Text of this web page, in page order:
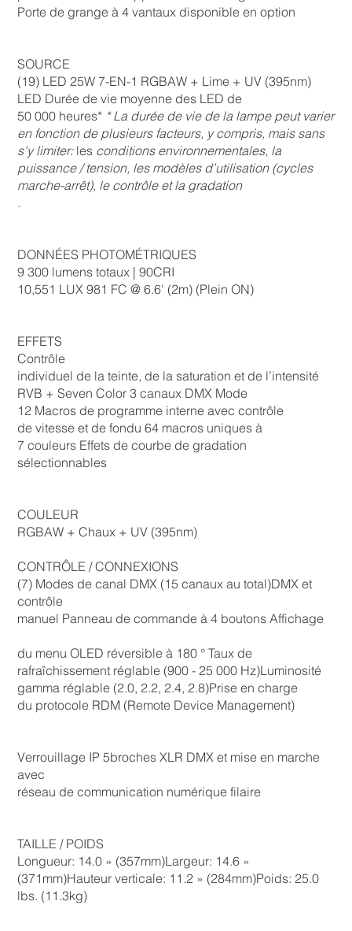
Porte de grange à 4 vantaux disponible en option
SOURCE
(19) LED 25W 7-EN-1 RGBAW + Lime + UV (395nm)
LED Durée de vie moyenne des LED de
50 000 heures* * La durée de vie de la lampe peut varier
en fonction de plusieurs facteurs, y compris, mais sans
s’y limiter:les conditions environnementales, la
puissance / tension, les modèles d’utilisation (cycles
marche-arrêt), le contrôle et la gradation
.
DONNÉES PHOTOMÉTRIQUES
9 300 lumens totaux | 90CRI
10,551 LUX 981 FC @ 6.6' (2m) (Plein ON)
EFFETS
Contrôle
individuel de la teinte, de la saturation et de l’intensité
RVB + Seven Color 3 canaux DMX Mode
12 Macros de programme interne avec contrôle
de vitesse et de fondu 64 macros uniques à
7 couleurs Effets de courbe de gradation
sélectionnables
COULEUR
RGBAW + Chaux + UV (395nm)
CONTRÔLE / CONNEXIONS
(7) Modes de canal DMX (15 canaux au total)DMX et
contrôle
manuel Panneau de commande à 4 boutons Affichage
du menu OLED réversible à 180 ° Taux de
rafraîchissement réglable (900 - 25 000 Hz)Luminosité
gamma réglable (2.0, 2.2, 2.4, 2.8)Prise en charge
du protocole RDM (Remote Device Management)
Verrouillage IP 5broches XLR DMX et mise en marche
avec
réseau de communication numérique filaire
TAILLE / POIDS
Longueur: 14.0 » (357mm)Largeur: 14.6 »
(371mm)Hauteur verticale: 11.2 » (284mm)Poids: 25.0
lbs. (11.3kg)